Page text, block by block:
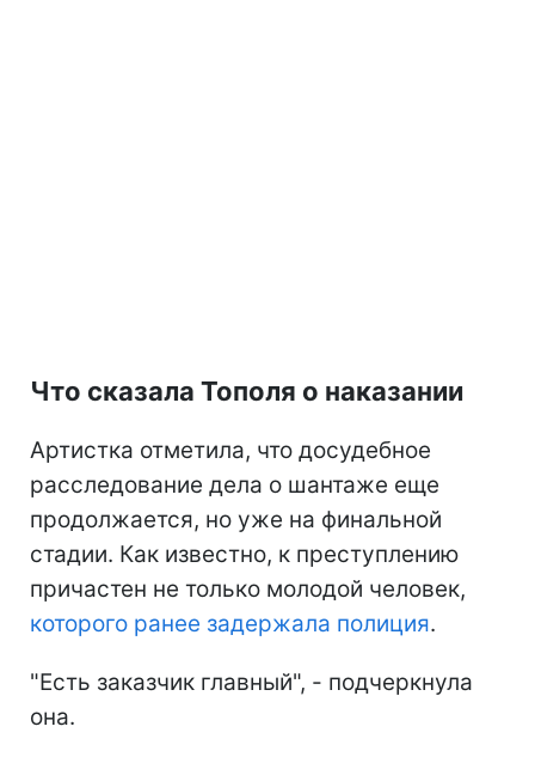
Что сказала Тополя о наказании
Артистка отметила, что досудебное
расследование дела о шантаже еще
продолжается, но уже на финальной
стадии. Как известно, к преступлению
причастен не только молодой человек,
которого ранее задержала полиция.
"Есть заказчик главный", - подчеркнула
она.